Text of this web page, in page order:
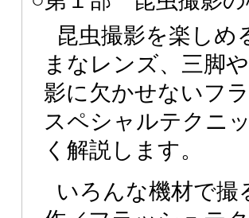
昆虫撮影を楽し
まなレンズ、三脚
影に欠かせないフ
スペシャルテクニ
く解説します。
いろんな機材で撮